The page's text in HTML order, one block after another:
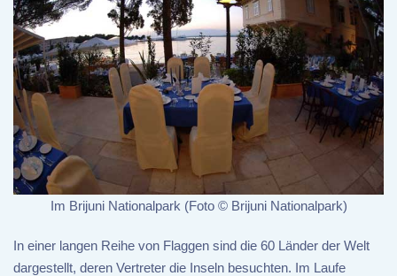
Im Brijuni Nationalpark (Foto © Brijuni Nationalpark)
In einer langen Reihe von Flaggen sind die 60 Länder der Welt
dargestellt, deren Vertreter die Inseln besuchten. Im Laufe